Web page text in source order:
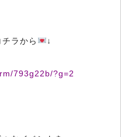
ラから ↓
793g22b/?g=2